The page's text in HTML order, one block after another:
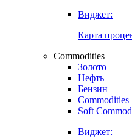
Виджет:
Карта
Commodities
Золото
Нефть
Бензин
Commodities
Soft
Виджет: